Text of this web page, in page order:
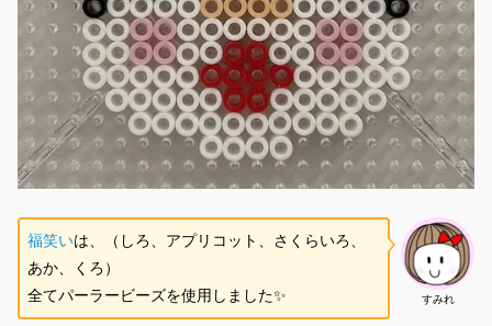
すみれ
福笑いは、（しろ、アプリコット、さくらいろ、
あか、くろ）
全てパーラービーズを使用しました✨